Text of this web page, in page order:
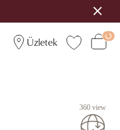
Üzletek
360 view